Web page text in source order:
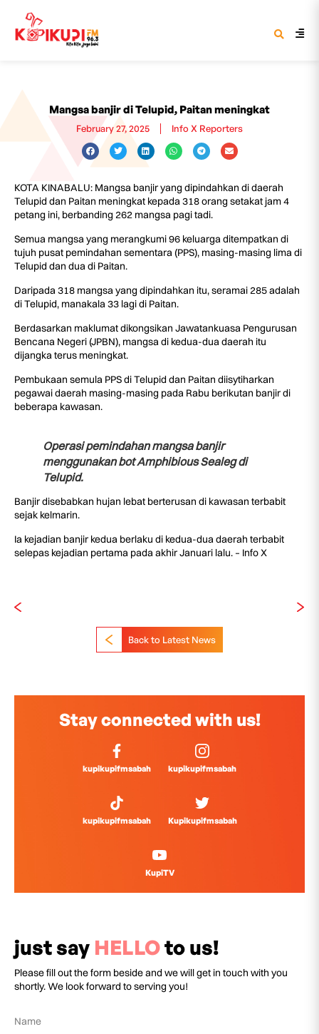
Mangsa banjir di Telupid, Paitan meningkat
February 27, 2025 Info X Reporters
KOTA KINABALU: Mangsa banjir yang dipindahkan di daerah
Telupid dan Paitan meningkat kepada 318 orang setakat jam 4
petang ini, berbanding 262 mangsa pagi tadi.
Semua mangsa yang merangkumi 96 keluarga ditempatkan di
tujuh pusat pemindahan sementara (PPS), masing-masing lima di
Telupid dan dua di Paitan.
Daripada 318 mangsa yang dipindahkan itu, seramai 285 adalah
di Telupid, manakala 33 lagi di Paitan.
Berdasarkan maklumat dikongsikan Jawatankuasa Pengurusan
Bencana Negeri (JPBN), mangsa di kedua-dua daerah itu
dijangka terus meningkat.
Pembukaan semula PPS di Telupid dan Paitan diisytiharkan
pegawai daerah masing-masing pada Rabu berikutan banjir di
beberapa kawasan.
Operasi pemindahan mangsa banjir
menggunakan bot Amphibious Sealeg di
Telupid.
Banjir disebabkan hujan lebat berterusan di kawasan terbabit
sejak kelmarin.
Ia kejadian banjir kedua berlaku di kedua-dua daerah terbabit
selepas kejadian pertama pada akhir Januari lalu. – Info X
Back to Latest News
Stay connected with us!
kupikupifmsabah kupikupifmsabah
kupikupifmsabah Kupikupifmsabah
KupiTV
just say HELLOto us!
Please fill out the form beside and we will get in touch with you
shortly. We look forward to serving you!